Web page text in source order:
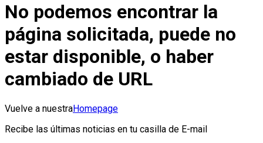
No podemos encontrar la
página solicitada, puede no
estar disponible, o haber
cambiado de URL
Vuelve a nuestraHomepage
Recibe las últimas noticias en tu casilla de E-mail